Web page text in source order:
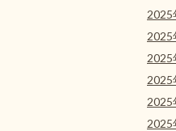
2025
2025
2025
2025
2025
2025